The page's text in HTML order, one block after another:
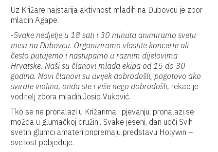
Uz Križare najstarija aktivnost mladih na Dubovcu je zbor
mladih Agape.
-Svake nedjelje u 18 sati i 30 minuta animiramo svetu
misu na Dubovcu. Organiziramo vlastite koncerte ali
često putujemo i nastupamo u raznim dijelovima
Hrvatske. Naši su članovi mlada ekipa od 15 do 30
godina. Novi članovi su uvijek dobrodošli, pogotovo ako
svirate violinu, onda ste i više nego dobrodošli, rekao je
voditelj zbora mladih Josip Vuković.
Tko se ne pronalazi u Križarima i pjevanju, pronalazi se
možda u glumačkoj družini. Svake jeseni, dan uoči Svih
svetih glumci amateri pripremaju predstavu Holywin –
svetost pobjeđuje.